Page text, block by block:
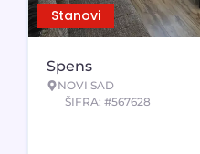
Stanovi
Spens
NOVI SAD
ŠIFRA: #567628